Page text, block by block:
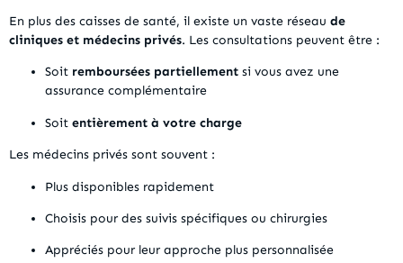
En plus des caisses de santé, il existe un vaste réseau de
cliniques et médecins privés. Les consultations peuvent être :
Soit remboursées partiellement si vous avez une
assurance complémentaire
Soit entièrement à votre charge
Les médecins privés sont souvent :
Plus disponibles rapidement
Choisis pour des suivis spécifiques ou chirurgies
Appréciés pour leur approche plus personnalisée